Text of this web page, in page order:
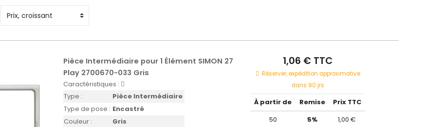
Pièce Intermédiaire pour 1 Élément SIMON 27
Play 2700670-033 Gris
Caractéristiques :
Type :
Pièce Intermédiaire
Type de pose : Encastré
Couleur :
Gris
1,06 € TTC
Réserver, expédition approximative
dans 90 jrs
À partir de Remise
Prix TTC
50
5%
1,00 €